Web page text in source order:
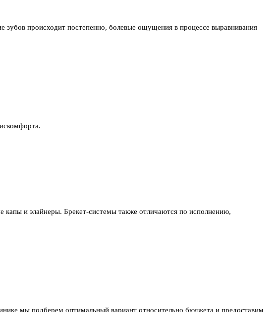
зубов происходит постепенно, болевые ощущения в процессе выравнивания
и элайнеры. Брекет-системы также отличаются по исполнению,
мы подберем оптимальный вариант относительно бюджета и предоставим